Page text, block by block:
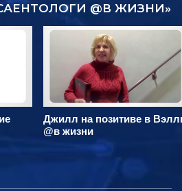
@В ЖИЗНИ»
Джилл на позитиве в
@в жизни